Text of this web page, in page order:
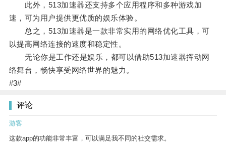
此外，513加速器还支持多个应用程序和多种游戏加
速，可为用户提供更优质的娱乐体验。
总之，513加速器是一款非常实用的网络优化工具，可
以提高网络连接的速度和稳定性。
无论你是工作还是娱乐，都可以借助513加速器挥动网
络舞台，畅快享受网络世界的魅力。
#3#
评论
游客
这款app的功能非常丰富，可以满足我不同的社交需求。